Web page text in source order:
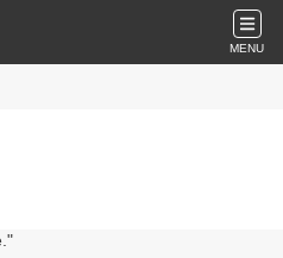
MENU